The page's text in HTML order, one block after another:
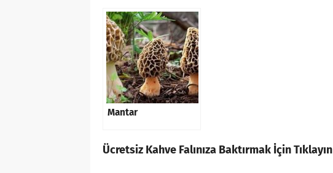
Mantar
Ücretsiz Kahve Falınıza Baktırmak İçin Tıklayın